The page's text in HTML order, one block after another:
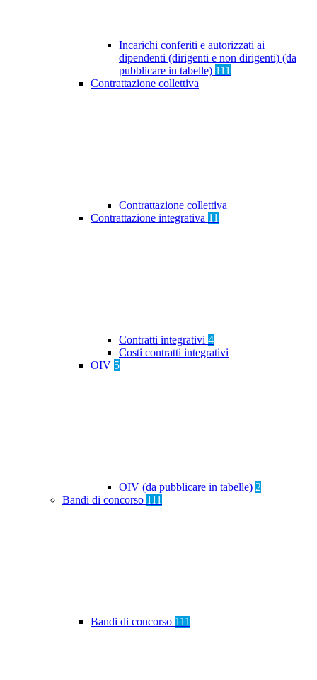
Incarichi conferiti e autorizzati ai
dipendenti (dirigenti e non dirigenti) (da
pubblicare in tabelle) 111
Contrattazione collettiva
Contrattazione collettiva
Contrattazione integrativa 11
Contratti integrativi 4
Costi contratti integrativi
OIV 5
OIV (da pubblicare in tabelle) 2
Bandi di concorso 111
Bandi di concorso 111